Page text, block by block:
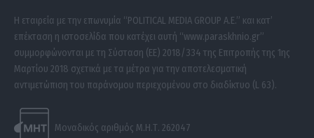
Η εταιρεία με την επωνυμία “POLITICAL MEDIA GROUP A.E.” και κατ’
επέκταση η ιστοσελίδα που κατέχει αυτή “www.paraskhnio.gr”
συμμορφώνονται με τη Σύσταση (ΕΕ) 2018/334 της Επιτροπής της 1ης
Μαρτίου 2018 σχετικά με τα μέτρα για την αποτελεσματική
αντιμετώπιση του παράνομου περιεχομένου στο διαδίκτυο (L 63).
Μοναδικός αριθμός Μ.Η.Τ. 262047